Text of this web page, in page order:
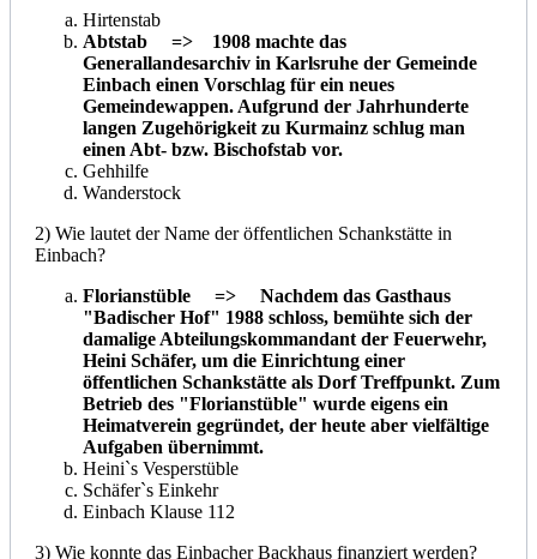
Hirtenstab
Abtstab => 1908 machte das
Generallandesarchiv in Karlsruhe der Gemeinde
Einbach einen Vorschlag für ein neues
Gemeindewappen. Aufgrund der Jahrhunderte
langen Zugehörigkeit zu Kurmainz schlug man
einen Abt- bzw. Bischofstab vor.
Gehhilfe
Wanderstock
2) Wie lautet der Name der öffentlichen Schankstätte in
Einbach?
Florianstüble => Nachdem das Gasthaus
"Badischer Hof" 1988 schloss, bemühte sich der
damalige Abteilungskommandant der Feuerwehr,
Heini Schäfer, um die Einrichtung einer
öffentlichen Schankstätte als Dorf Treffpunkt. Zum
Betrieb des "Florianstüble" wurde eigens ein
Heimatverein gegründet, der heute aber vielfältige
Aufgaben übernimmt.
Heini`s Vesperstüble
Schäfer`s Einkehr
Einbach Klause 112
3) Wie konnte das Einbacher Backhaus finanziert werden?